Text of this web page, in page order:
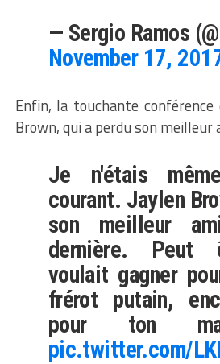
— Sergio Ramos
November 17,
Enfin, la touchante conférence
Brown, qui a perdu son meilleur
Je n'étais
courant. Jaylen
son meilleur
dernière. Peut
voulait gagner
frérot putain,
pour ton
pic.twitter.com/